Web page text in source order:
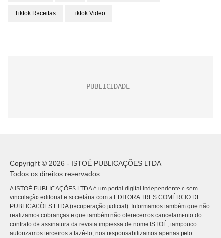
Tiktok Receitas Tiktok Video
Copyright © 2026 - ISTOÉ PUBLICAÇÕES LTDA
Todos os direitos reservados.
A ISTOÉ PUBLICAÇÕES LTDA é um portal digital independente e sem
vinculação editorial e societária com a EDITORA TRES COMÉRCIO DE
PUBLICACÕES LTDA (recuperação judicial). Informamos também que não
realizamos cobranças e que também não oferecemos cancelamento do
contrato de assinatura da revista impressa de nome ISTOÉ, tampouco
autorizamos terceiros a fazê-lo, nos responsabilizamos apenas pelo